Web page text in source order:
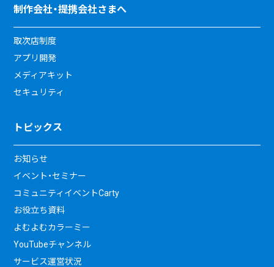
制作会社・提携会社さまへ
取次店制度
アプリ開発
メディアキット
セキュリティ
トピックス
お知らせ
イベント・セミナー
コミュニティイベントCarty
お役立ち資料
よむよむカラーミー
YouTubeチャンネル
サービス運営状況